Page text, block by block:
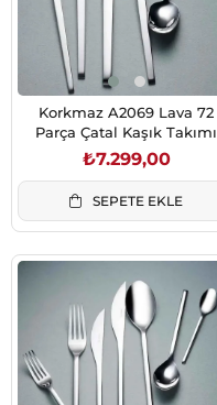
Korkmaz A2069 Lava 72
Parça Çatal Kaşık Takımı
₺7.299,00
SEPETE EKLE